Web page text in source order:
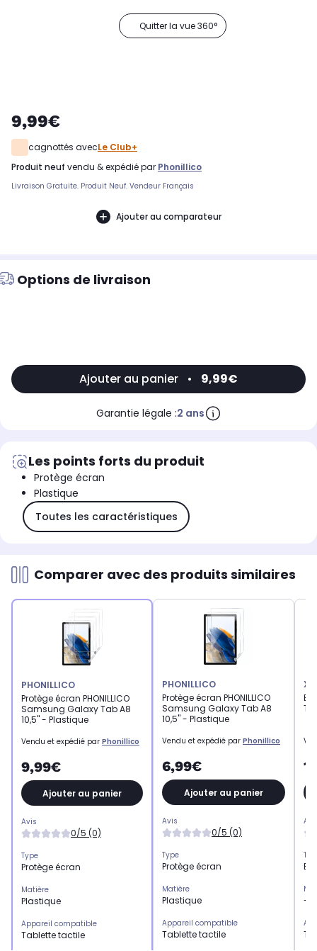
Quitter la vue 360°
9,99€
cagnottés avecLe Club+
produit neuf vendu & expédié par Phonillico
Livraison Gratuite. Produit Neuf. Vendeur Français
Ajouter au comparateur
Options de livraison
Ajouter au panier • 9,99€
Garantie légale :2 ans
Les points forts du produit
Protège écran
Plastique
Toutes les caractéristiques
Comparer avec des produits similaires
PHONILLICO
Protège écran PHONILLICO
Samsung Galaxy Tab A8
10,5" - Plastique
Vendu et expédié par Phonillico
9,99€
Ajouter au panier
Avis
0/5 (0)
Type
Protège écran
Matière
Plastique
Appareil compatible
Tablette tactile
PHONILLICO
Protège écran PHONILLICO
Samsung Galaxy Tab A8
10,5" - Plastique
Vendu et expédié par Phonillico
6,99€
Ajouter au panier
Avis
0/5 (0)
Type
Protège écran
Matière
Plastique
Appareil compatible
Tablette tactile
-